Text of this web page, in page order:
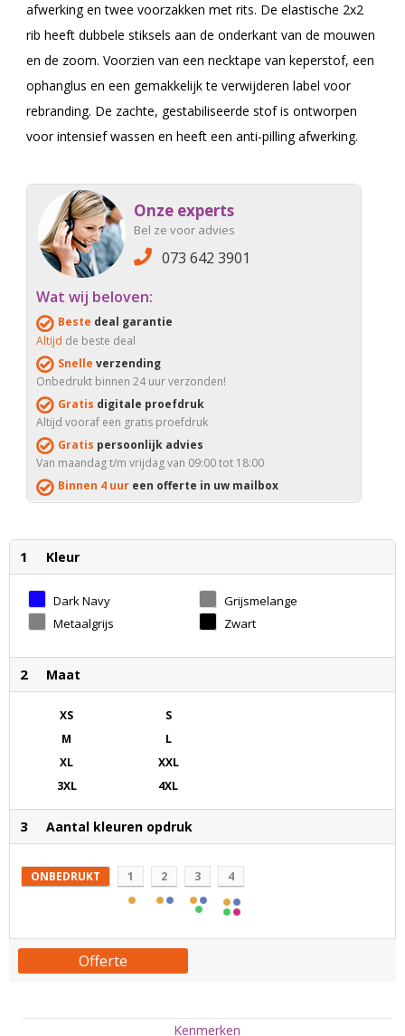
afwerking en twee voorzakken met rits. De elastische 2x2
rib heeft dubbele stiksels aan de onderkant van de mouwen
en de zoom. Voorzien van een necktape van keperstof, een
ophanglus en een gemakkelijk te verwijderen label voor
rebranding. De zachte, gestabiliseerde stof is ontworpen
voor intensief wassen en heeft een anti-pilling afwerking.
Onze experts
Bel ze voor advies
073 642 3901
Wat wij beloven:
Beste deal garantie
Altijd de beste deal
Snelle verzending
Onbedrukt binnen 24 uur verzonden!
Gratis digitale proefdruk
Altijd vooraf een gratis proefdruk
Gratis persoonlijk advies
Van maandag t/m vrijdag van 09:00 tot 18:00
Binnen 4 uur een offerte in uw mailbox
1 Kleur
Dark Navy
Grijsmelange
Metaalgrijs
Zwart
2 Maat
XS
S
M
L
XL
XXL
3XL
4XL
3 Aantal kleuren opdruk
ONBEDRUKT 1 2 3 4
Offerte
Kenmerken